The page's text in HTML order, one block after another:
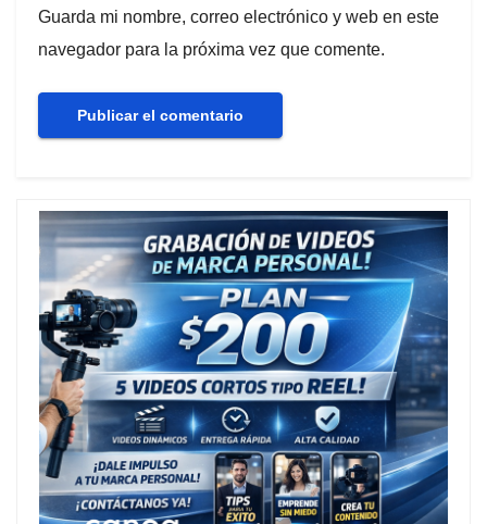
Guarda mi nombre, correo electrónico y web en este
navegador para la próxima vez que comente.